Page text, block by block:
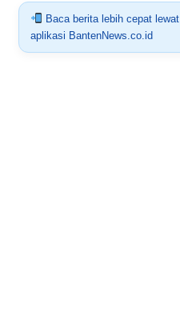
Baca berita lebih cepat lewat
aplikasi BantenNews.co.id